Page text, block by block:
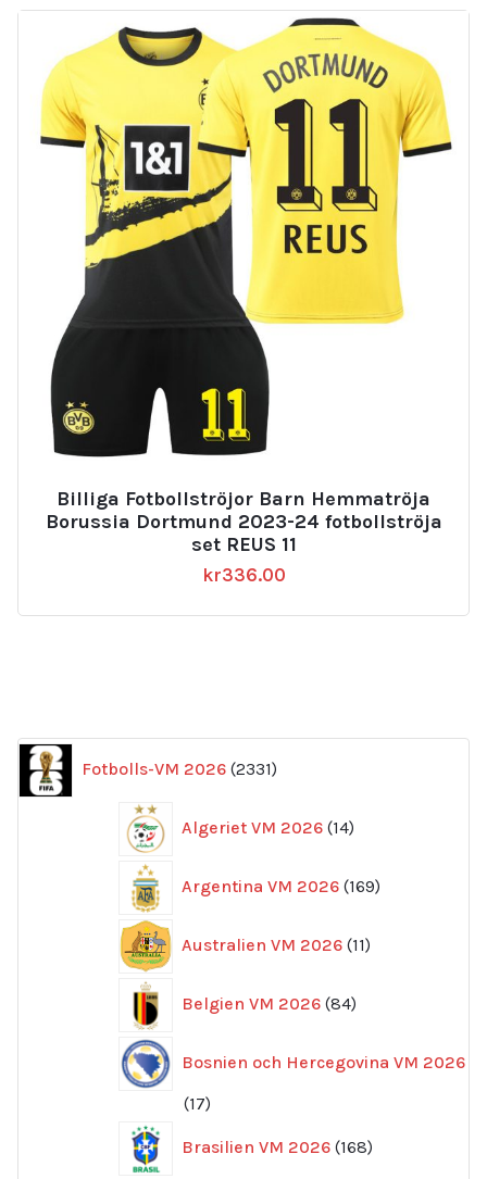
Billiga Fotbollströjor Barn Hemmatröja
Borussia Dortmund 2023-24 fotbollströja
set REUS 11
kr336.00
Fotbolls-VM 2026 2331
produkter
Algeriet VM 2026 14
produkter
Argentina VM 2026 169
produkter
Australien VM 2026 11
produkter
Belgien VM 2026 84
produkter
Bosnien och Hercegovina VM 2026
1717
Brasilien VM 2026 168
produkter